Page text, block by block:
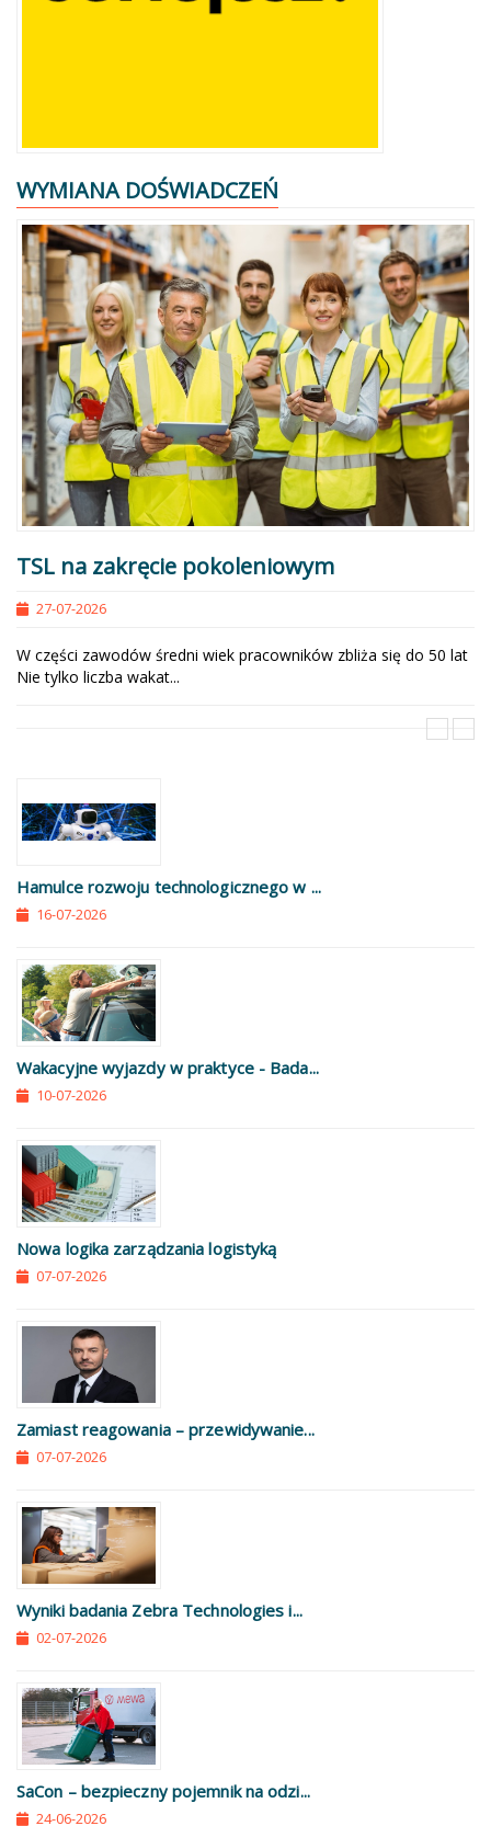
WYMIANA DOŚWIADCZEŃ
TSL na zakręcie pokoleniowym
27-07-2026
W części zawodów średni wiek pracowników zbliża się do 50 lat
Nie tylko liczba wakat...
Hamulce rozwoju technologicznego w ...
16-07-2026
Wakacyjne wyjazdy w praktyce - Bada...
10-07-2026
Nowa logika zarządzania logistyką
07-07-2026
Zamiast reagowania – przewidywanie...
07-07-2026
Wyniki badania Zebra Technologies i...
02-07-2026
SaCon – bezpieczny pojemnik na odzi...
24-06-2026